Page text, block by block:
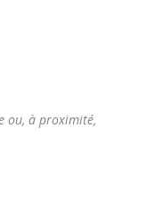
ou, à proximité,